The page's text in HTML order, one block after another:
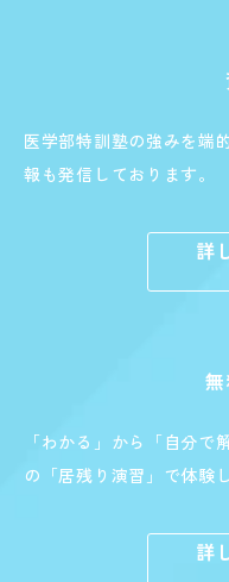
医学部特訓塾の強みを端
報も発信しております。
詳
「わかる」から「自分
の「居残り演習」で体験
詳